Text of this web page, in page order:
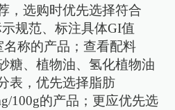
，选购时优先选择符合
规范、标注具体GI值
名称的产品；查看配料
糖、植物油、氢化植物油
表，优先选择脂肪
100g的产品；更应优先选